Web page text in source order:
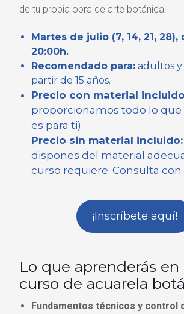
de tu propia obra de arte botánica.
Martes de julio (7, 14, 21, 28),
20:00h.
Recomendado para: adultos y
partir de 15 años.
Precio con material
proporcionamos todo lo que
es para ti).
Precio sin material incluido:
dispones del material
curso requiere. Consulta con
¡Inscríbete aquí!
Lo que aprenderás
curso de acuarela
Fundamentos técnicos y control